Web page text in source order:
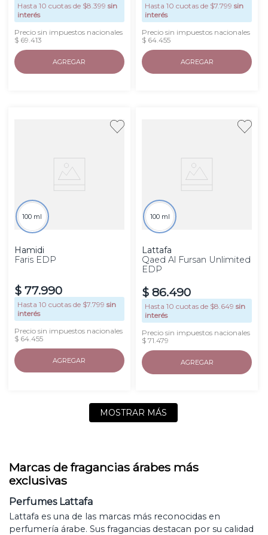
Hasta 10 cuotas de $8.399 sin
interés
Precio sin impuestos nacionales
$ 69.413
AGREGAR
Hasta10 cuotas de $7.799 sin
interés
Precio sin impuestos nacionales
$ 64.455
AGREGAR
100 ml
Hamidi
Faris EDP
$ 77.990
Hasta 10 cuotas de $7.799 sin
interés
Precio sin impuestos nacionales
$ 64.455
AGREGAR
100 ml
Lattafa
Qaed Al Fursan Unlimited
EDP
$ 86.490
Hasta10 cuotas de $8.649 sin
interés
Precio sin impuestos nacionales
$ 71.479
AGREGAR
MOSTRAR MÁS
Marcas de fragancias árabes más
exclusivas
Perfumes Lattafa
Lattafa es una de las marcas más reconocidas en
perfumería árabe. Sus fragancias destacan por su calidad